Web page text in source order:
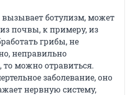
вызывает ботулизм, может
почвы, к примеру, из
грибы, не
неправильно
то можно отравиться.
заболевание, оно
нервную систему,